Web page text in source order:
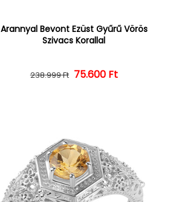
Arannyal Bevont Ezüst Gyűrű Vörös
Szivacs Korallal
Normál ár
238.999 Ft Kedvezményes ár
75.600 Ft